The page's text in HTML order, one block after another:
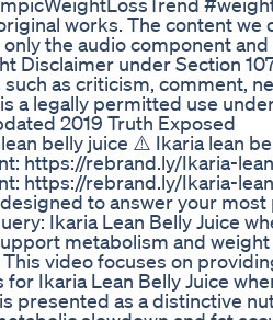
works. The content
the audio component
Disclaimer under Section
such as criticism, comment,
a legally permitted use
2019 Truth Exposed
lean belly juice ⚠️ Ikaria lean
https://rebrand.ly/Ikaria-
https://rebrand.ly/Ikaria-
to answer your
Ikaria Lean Belly Juice
metabolism and
This video focuses on
Ikaria Lean Belly Juice
presented as a distinctive